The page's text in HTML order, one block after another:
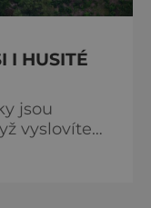
I HUSITÉ
jsou
vyslovíte
a Točník